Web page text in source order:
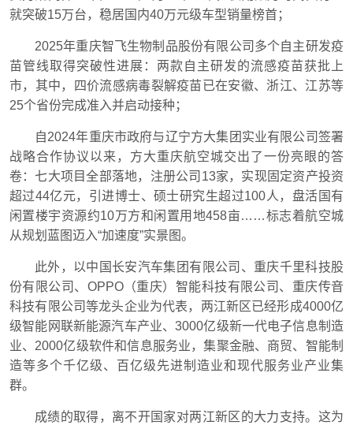
就突破15万台，稳居国内40万元级车型销量榜首；
2025年重庆智飞生物制品股份有限公司多个自主研发疫
苗管线取得突破性进展：两款自主研发的流感疫苗获批上
市，其中，四价流感病毒裂解疫苗已在安徽、浙江、江苏等
25个省份完成准入并启动接种；
自2024年重庆市政府与辽宁方大集团实业有限公司签署
战略合作协议以来，方大重庆航空城交出了一份亮眼的答
卷：七大项目全部落地，注册公司13家，实现固定资产投资
超过44亿元，引进博士、硕士研究生超过100人，盘活国有
闲置楼宇资源约10万方和闲置用地458亩……标志着航空城
从规划蓝图迈入“加速度”实景图。
此外，以中国长安汽车集团有限公司、重庆千里科技股
份有限公司、OPPO（重庆）智能科技有限公司、重庆传音
科技有限公司等龙头企业为代表，两江新区已经形成4000亿
级智能网联新能源汽车产业、3000亿级新一代电子信息制造
业、2000亿级软件和信息服务业，集聚金融、商贸、智能制
造等多个千亿级、百亿级先进制造业和现代服务业产业集
群。
成绩的取得，离不开国家对两江新区的大力支持。这为